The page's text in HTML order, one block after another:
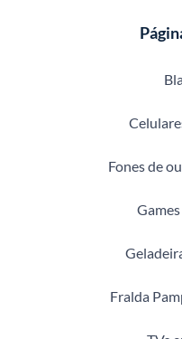
Fones de
Fralda